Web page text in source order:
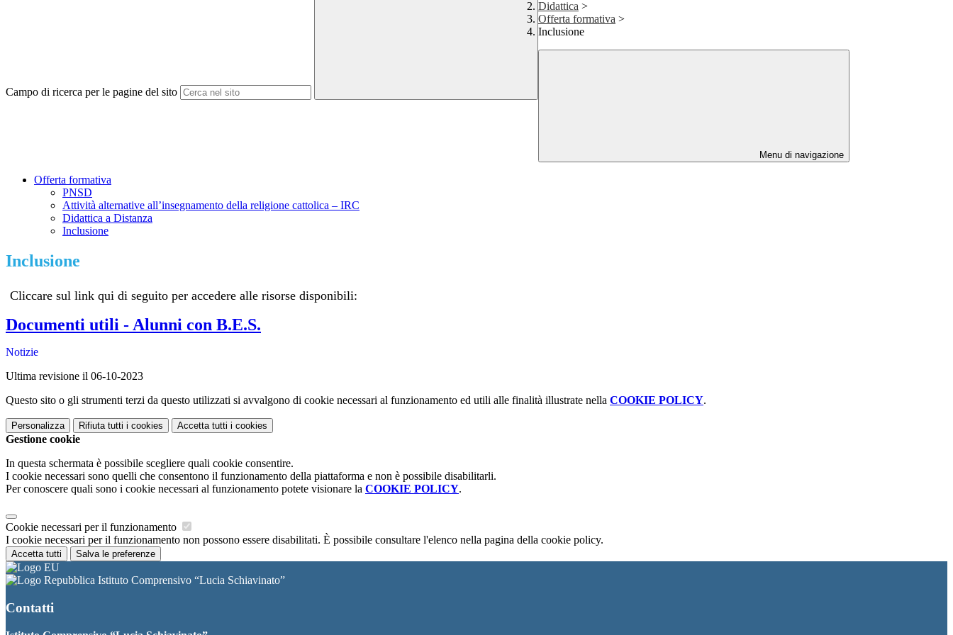
Campo di ricerca per le pagine del sito
Didattica >
Offerta formativa >
Inclusione
Menu di navigazione
Offerta formativa
PNSD
Attività alternative all’insegnamento della religione cattolica – IRC
Didattica a Distanza
Inclusione
Inclusione
Cliccare sul link qui di seguito per accedere alle risorse disponibili:
Documenti utili - Alunni con B.E.S.
Notizie
Ultima revisione il 06-10-2023
Questo sito o gli strumenti terzi da questo utilizzati si avvalgono di cookie necessari al funzionamento ed utili alle finalità illustrate nella COOKIE POLICY.
Personalizza Rifiuta tutti i cookies Accetta tutti i cookies
Gestione cookie
In questa schermata è possibile scegliere quali cookie consentire.
I cookie necessari sono quelli che consentono il funzionamento della piattaforma e non è possibile disabilitarli.
Per conoscere quali sono i cookie necessari al funzionamento potete visionare la COOKIE POLICY.
Cookie necessari per il funzionamento
I cookie necessari per il funzionamento non possono essere disabilitati. È possibile consultare l'elenco nella pagina della cookie policy.
Accetta tutti Salva le preferenze
Istituto Comprensivo “Lucia Schiavinato”
Contatti